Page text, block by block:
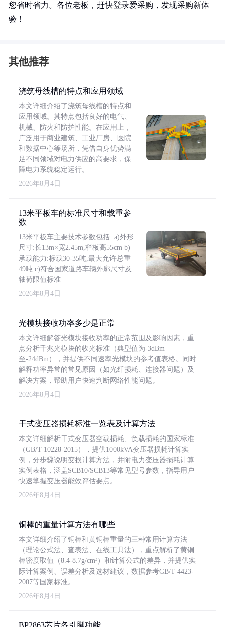
您省时省力。各位老板，赶快登录爱采购，发现采购新体
验！
其他推荐
浇筑母线槽的特点和应用领域
本文详细介绍了浇筑母线槽的特点和
应用领域。其特点包括良好的电气、
机械、防火和防护性能。在应用上，
广泛用于商业建筑、工业厂房、医院
和数据中心等场所，凭借自身优势满
足不同领域对电力供应的高要求，保
障电力系统稳定运行。
2026年8月4日
13米平板车的标准尺寸和载重参
数
13米平板车主要技术参数包括: a)外形
尺寸:长13m×宽2.45m,栏板高55cm b)
承载能力:标载30-35吨,最大允许总重
49吨 c)符合国家道路车辆外廓尺寸及
轴荷限值标准
2026年8月4日
光模块接收功率多少是正常
本文详细解答光模块接收功率的正常范围及影响因素，重
点分析千兆光模块的收光标准（典型值为-3dBm
至-24dBm），并提供不同速率光模块的参考值表格。同时
解释功率异常的常见原因（如光纤损耗、连接器问题）及
解决方案，帮助用户快速判断网络性能问题。
2026年8月4日
干式变压器损耗标准一览表及计算方法
本文详细解析干式变压器空载损耗、负载损耗的国家标准
（GB/T 10228-2015），提供1000kVA变压器损耗计算实
例，分步骤说明变损计算方法，并附电力变压器损耗计算
实例表格，涵盖SCB10/SCB13等常见型号参数，指导用户
快速掌握变压器能效评估要点。
2026年8月4日
铜棒的重量计算方法有哪些
本文详细介绍了铜棒和黄铜棒重量的三种常用计算方法
（理论公式法、查表法、在线工具法），重点解析了黄铜
棒密度取值（8.4-8.7g/cm³）和计算公式的差异，并提供实
际计算案例、误差分析及选材建议，数据参考GB/T 4423-
2007等国家标准。
2026年8月4日
BP2863芯片各引脚功能